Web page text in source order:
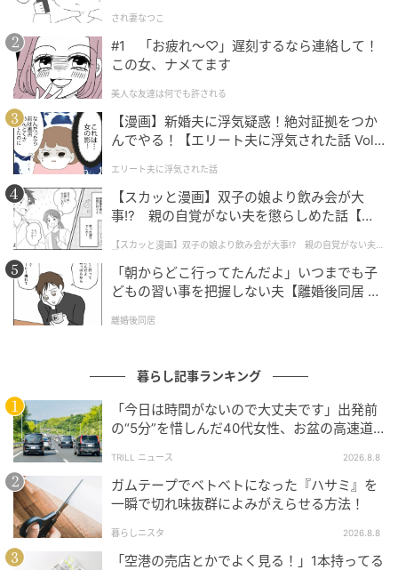
満開のパンジーの間からチューリップの球根が育ち始めている3月末。
たとえば、パンジーやビオラ。春になると本当によく
て、寄せ植えの鉢は少しずつ形が崩れ、気づけばぎゅ
うぎゅうになっていることも少なくありません。咲い
ている姿はかわいいだけに、手を入れるべきか迷って
しまいます。
され妻なつこ
#1 「お疲れ〜♡」遅刻するなら連絡して！
この女、ナメてます
美人な友達は何でも許される
【漫画】新婚夫に浮気疑惑！絶対証拠をつか
んでやる！【エリート夫に浮気された話 Vol.
エリート夫に浮気された話
【スカッと漫画】双子の娘より飲み会が大
事!? 親の自覚がない夫を懲らしめた話【第1
【スカッと漫画】双子の娘より飲み会が大事!? 親の自覚がない夫を
懲らしめた話
「朝からどこ行ってたんだよ」いつまでも子
どもの習い事を把握しない夫【離婚後同居 Vo
離婚後同居
暮らし記事ランキング
「今日は時間がないので大丈夫です」出発前
の“5分”を惜しんだ40代女性、お盆の高速道
TRILL ニュース 2026.8.8
ガムテープでベトベトになった『ハサミ』を
一瞬で切れ味抜群によみがえらせる方法！
暮らしニスタ 2026.8.8
「空港の売店とかでよく見る！」1本持ってる